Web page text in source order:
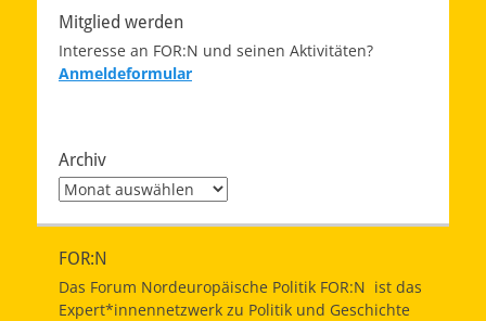
Mitglied werden
Interesse an FOR:N und seinen Aktivitäten?
Anmeldeformular
Archiv
Archiv
FOR:N
Das Forum Nordeuropäische Politik FOR:N ist das
Expert*innennetzwerk zu Politik und Geschichte